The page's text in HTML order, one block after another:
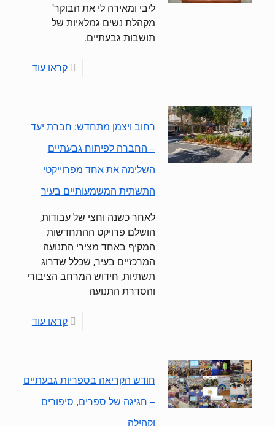
ליבי ומאירה לי את הבוקר"
מקהלת נשים גמלאיות של
תושבות גבעתיים.
קראו עוד
רחוב ויצמן מתחדש: חברת יעד
– החברה לפיתוח גבעתיים
השלימה את אחד מפרוייקטי
התשתית המשמעותיים בעיר
לאחר כשנה וחצי של עבודות,
הושלם פרויקט ההתחדשות
המקיף באחד מצירי התנועה
המרכזיים בעיר, שכלל שדרוג
תשתיות, חידוש המרחב הציבורי
והסדרת התנועה
קראו עוד
חודש הקריאה בספריות גבעתיים
– חגיגה של ספרים, סיפורים
וקהילה